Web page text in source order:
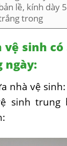
lề, kính dày
trong
vệ sinh
ngày:
nhà vệ
sinh trung